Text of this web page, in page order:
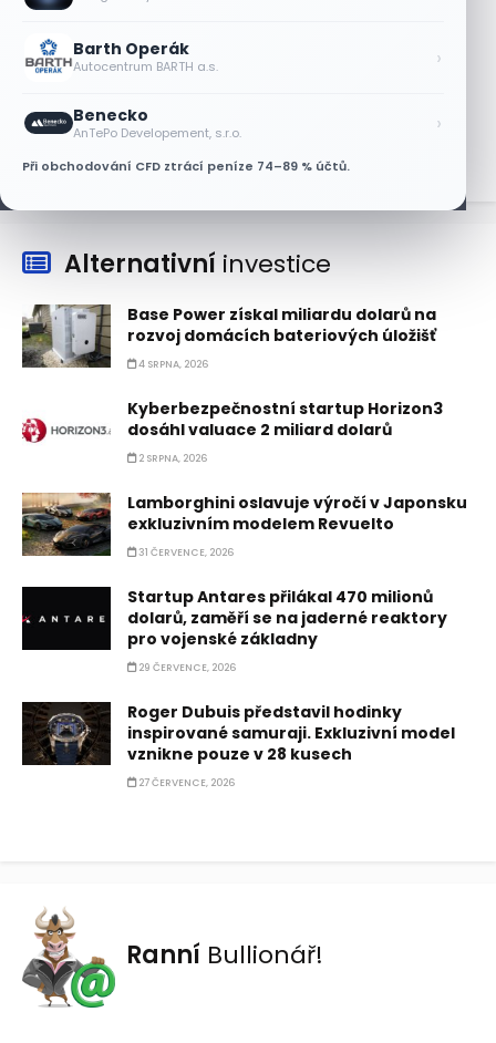
Barth Operák
Autocentrum BARTH a.s. ›
Benecko
AnTePo Developement, s.r.o. ›
Při obchodování CFD ztrácí peníze 74–89 % účtů.
Lisa Su zlehčuje Muskův závazek vůči
6 SRPNA, 2026
Alternativní investice
Base Power získal miliardu dolarů na
rozvoj domácích bateriových úložišť
4 SRPNA, 2026
Kyberbezpečnostní startup Horizon3
dosáhl valuace 2 miliard dolarů
2 SRPNA, 2026
Lamborghini oslavuje výročí v Japonsku
exkluzivním modelem Revuelto
31 ČERVENCE, 2026
Startup Antares přilákal 470 milionů
dolarů, zaměří se na jaderné reaktory
pro vojenské základny
29 ČERVENCE, 2026
Roger Dubuis představil hodinky
inspirované samuraji. Exkluzivní model
vznikne pouze v 28 kusech
27 ČERVENCE, 2026
Ranní Bullionář!